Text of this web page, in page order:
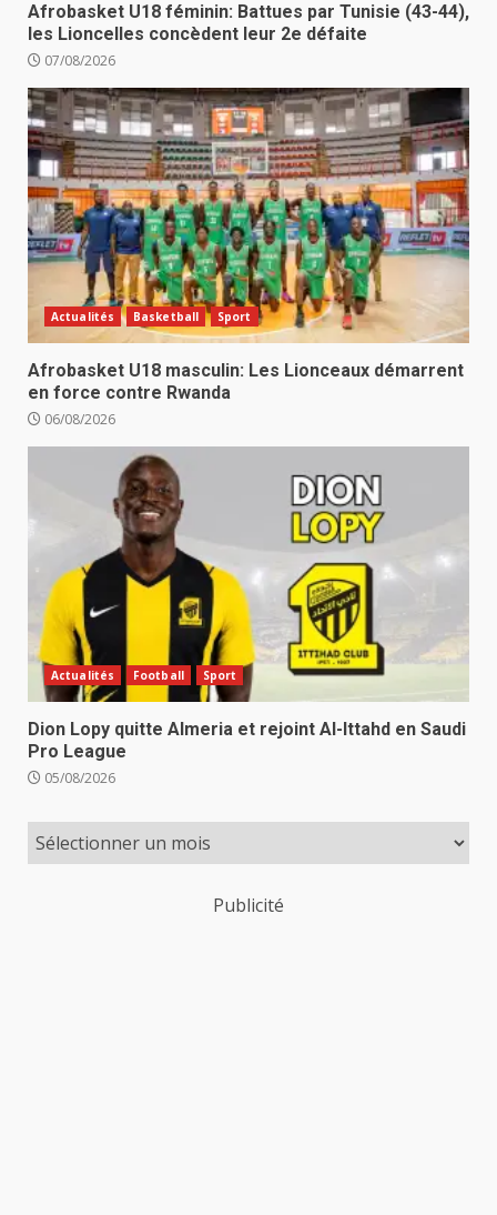
Afrobasket U18 féminin: Battues par Tunisie (43-44),
les Lioncelles concèdent leur 2e défaite
07/08/2026
Actualités Basketball Sport
Afrobasket U18 masculin: Les Lionceaux démarrent
en force contre Rwanda
06/08/2026
Actualités Football Sport
Dion Lopy quitte Almeria et rejoint Al-Ittahd en Saudi
Pro League
05/08/2026
Publicité